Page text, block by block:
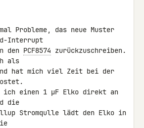
Probleme, das neue Muster
Interrupt
den PCF8574 zurückzuschreiben.
als
hat mich viel Zeit bei der
ich einen 1 µF Elko direkt an
die
Stromqulle lädt den Elko in